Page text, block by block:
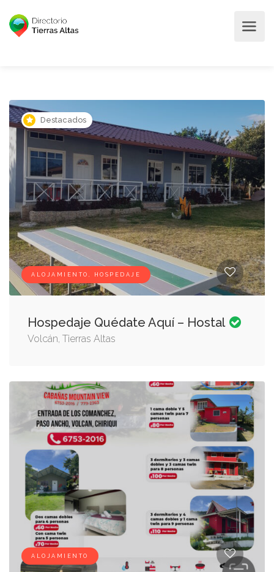
Destacados
ALOJAMIENTO, HOSPEDAJE
Hospedaje Quédate Aquí – Hostal
Volcán, Tierras Altas
ALOJAMIENTO